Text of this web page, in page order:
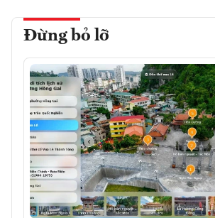
Đừng bỏ lỡ